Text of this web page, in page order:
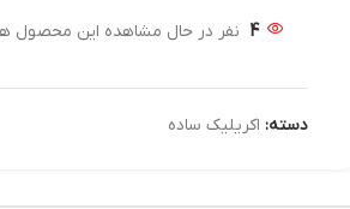
4 نفر در حال مشاهده این محصول
دسته: اکریلیک ساده